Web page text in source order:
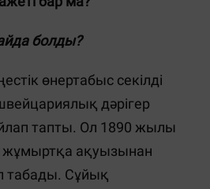
болды?
өнертабыс секілді
дәрігер
тапты. Ол 1890 жылы
ақуызынан
табады. Сұйық